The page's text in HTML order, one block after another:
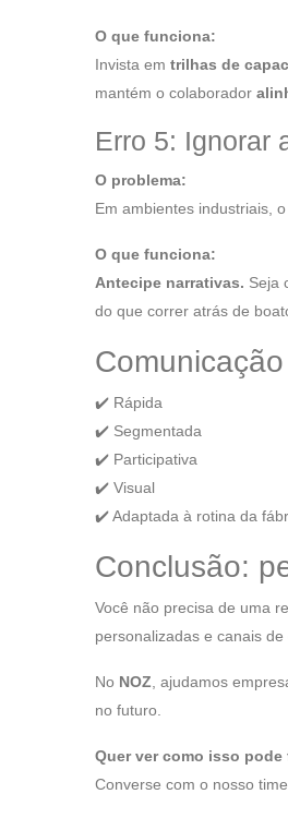
O que funciona:
Invista em trilhas de
mantém o colaborador
Erro 5: Ignorar
O problema:
Em ambientes industriais,
O que funciona:
Antecipe narrativas. Seja
do que correr atrás de
✔️ Rápida
✔️ Segmentada
✔️ Participativa
✔️ Visual
✔️ Adaptada à rotina da
Conclusão:
Você não precisa de uma
personalizadas e canais
No NOZ , ajudamos
no futuro.
Quer ver como isso
Converse com o nosso